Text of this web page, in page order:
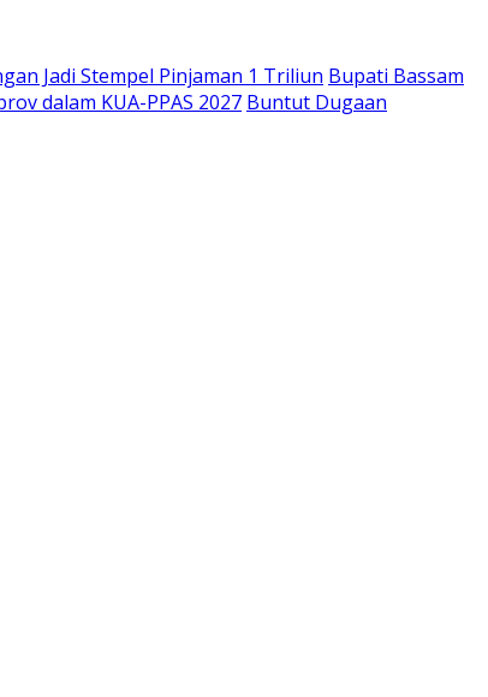
Jadi Stempel Pinjaman 1 Triliun Bupati Bassam
dalam KUA-PPAS 2027 Buntut Dugaan